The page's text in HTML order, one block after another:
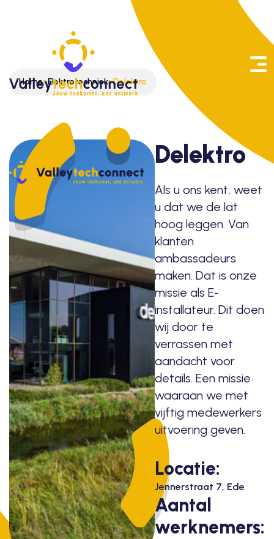
Zoeken
naar:
Home»Elektrotechniek»Delektro
Delektro
Als u ons kent, weet
u dat we de lat
hoog leggen. Van
klanten
ambassadeurs
maken. Dat is onze
missie als E-
installateur. Dit doen
wij door te
verrassen met
aandacht voor
details. Een missie
waaraan we met
vijftig medewerkers
uitvoering geven.
Locatie:
Jennerstraat 7, Ede
Aantal
werknemers: